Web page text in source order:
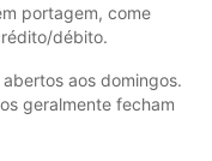
portagem, come
débito.
aos domingos.
geralmente fecham